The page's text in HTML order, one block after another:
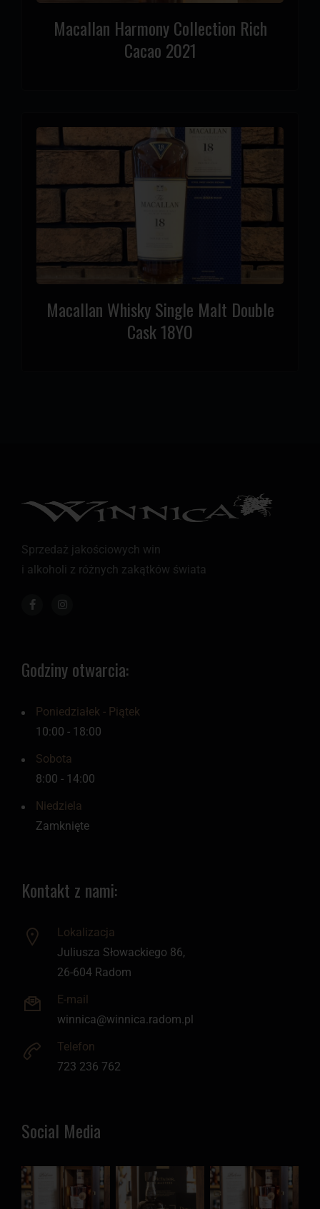
Macallan Harmony Collection Rich
Cacao 2021
Macallan Whisky Single Malt Double
Cask 18YO
Sprzedaż jakościowych win
i alkoholi z różnych zakątków świata
Godziny otwarcia:
Poniedziałek - Piątek
10:00 - 18:00
Sobota
8:00 - 14:00
Niedziela
Zamknięte
Kontakt z nami:
Lokalizacja
Juliusza Słowackiego 86,
26-604 Radom
E-mail
winnica@winnica.radom.pl
Telefon
723 236 762
Social Media